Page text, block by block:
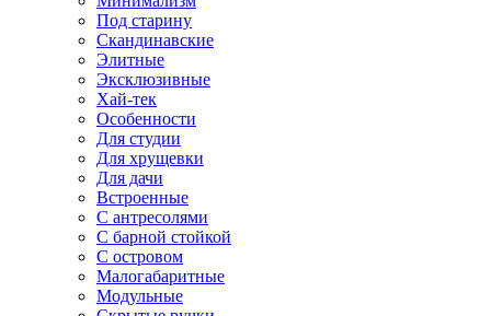
Под старину
Скандинавские
Элитные
Эксклюзивные
Хай-тек
Особенности
Для студии
Для хрущевки
Для дачи
Встроенные
С антресолями
С барной стойкой
С островом
Малогабаритные
Модульные